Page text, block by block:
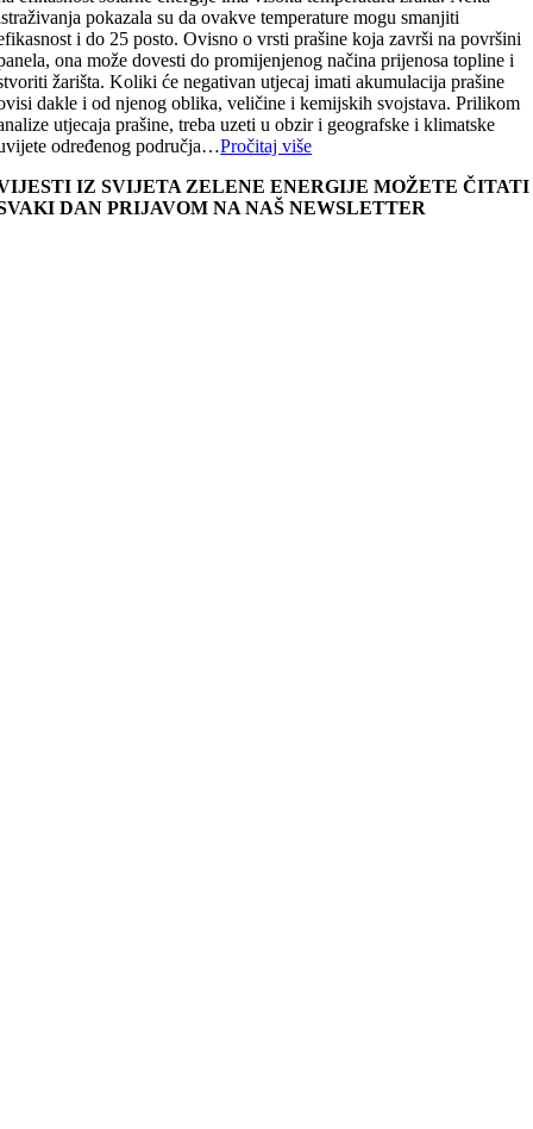
pokazala su da ovakve temperature mogu smanjiti
i do 25 posto. Ovisno o vrsti prašine koja završi na površini
ona može dovesti do promijenjenog načina prijenosa topline i
žarišta. Koliki će negativan utjecaj imati akumulacija prašine
dakle i od njenog oblika, veličine i kemijskih svojstava. Prilikom
utjecaja prašine, treba uzeti u obzir i geografske i klimatske
određenog područja…Pročitaj više
IZ SVIJETA ZELENE ENERGIJE MOŽETE ČITATI
DAN PRIJAVOM NA NAŠ NEWSLETTER